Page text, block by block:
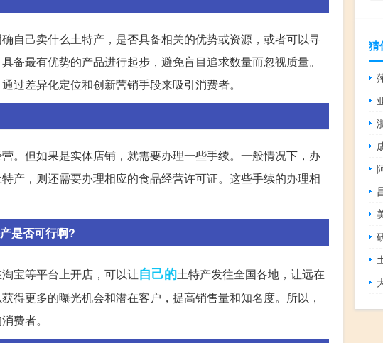
自己卖什么土特产，是否具备相关的优势或资源，或者可以寻
最有优势的产品进行起步，避免盲目追求数量而忽视质量。
过差异化定位和创新营销手段来吸引消费者。
。但如果是实体店铺，就需要办理一些手续。一般情况下，办
产，则还需要办理相应的食品经营许可证。这些手续的办理相
是否可行啊?
宝等平台上开店，可以让自己的土特产发往全国各地，让远在
得更多的曝光机会和潜在客户，提高销售量和知名度。所以，
费者。
猜